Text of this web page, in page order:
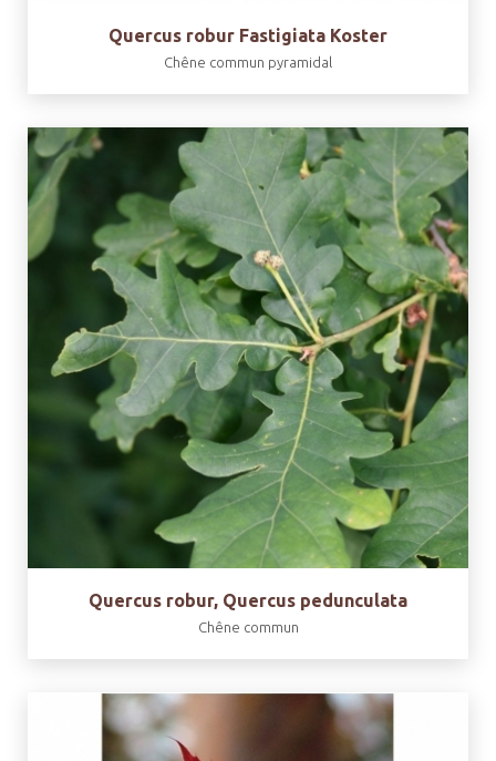
Quercus robur Fastigiata Koster
Chêne commun pyramidal
Quercus robur, Quercus pedunculata
Chêne commun